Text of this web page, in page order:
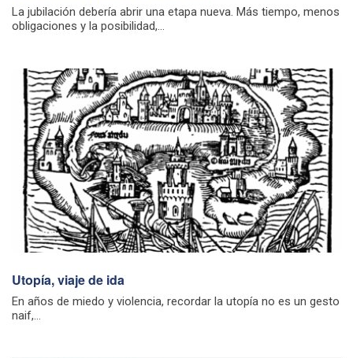
La jubilación debería abrir una etapa nueva. Más tiempo, menos
obligaciones y la posibilidad,...
Utopía, viaje de ida
En años de miedo y violencia, recordar la utopía no es un gesto
naif,...